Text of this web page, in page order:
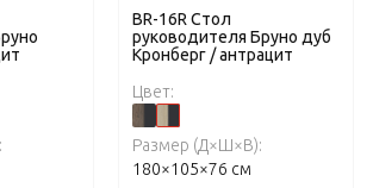
BR-16R Стол
руководителя Бруно дуб
Кронберг / антрацит
Цвет:
Размер (Д×Ш×В):
180×105×76 см